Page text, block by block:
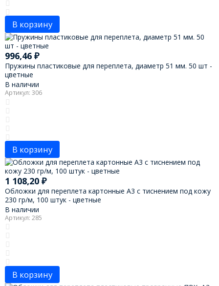
В корзину
996,46 ₽
Пружины пластиковые для переплета, диаметр 51 мм. 50 шт -
цветные
В наличии
Артикул: 306
В корзину
1 108,20 ₽
Обложки для переплета картонные А3 с тиснением под кожу
230 гр/м, 100 штук - цветные
В наличии
Артикул: 285
В корзину